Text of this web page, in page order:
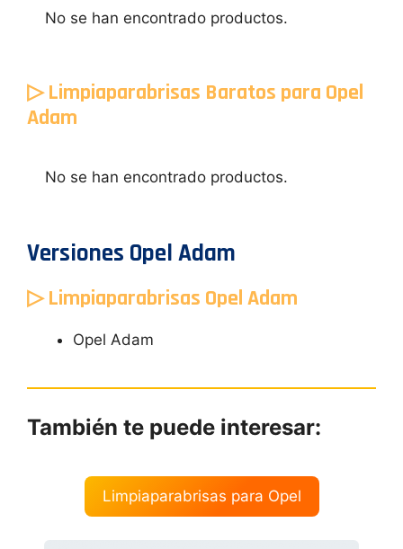
No se han encontrado productos.
▷ Limpiaparabrisas Baratos para Opel
Adam
No se han encontrado productos.
Versiones Opel Adam
▷ Limpiaparabrisas Opel Adam
Opel Adam
También te puede interesar:
Limpiaparabrisas para Opel